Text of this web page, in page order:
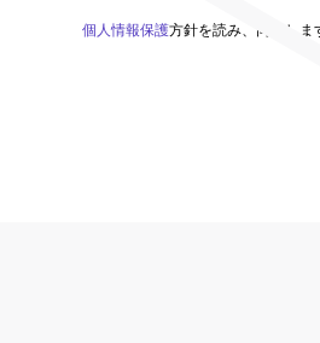
個人情報保護方針を読み、同意しま